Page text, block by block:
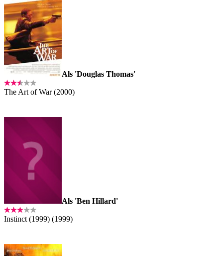
Als 'Douglas Thomas'
The Art of War (2000)
Als 'Ben Hillard'
Instinct (1999) (1999)